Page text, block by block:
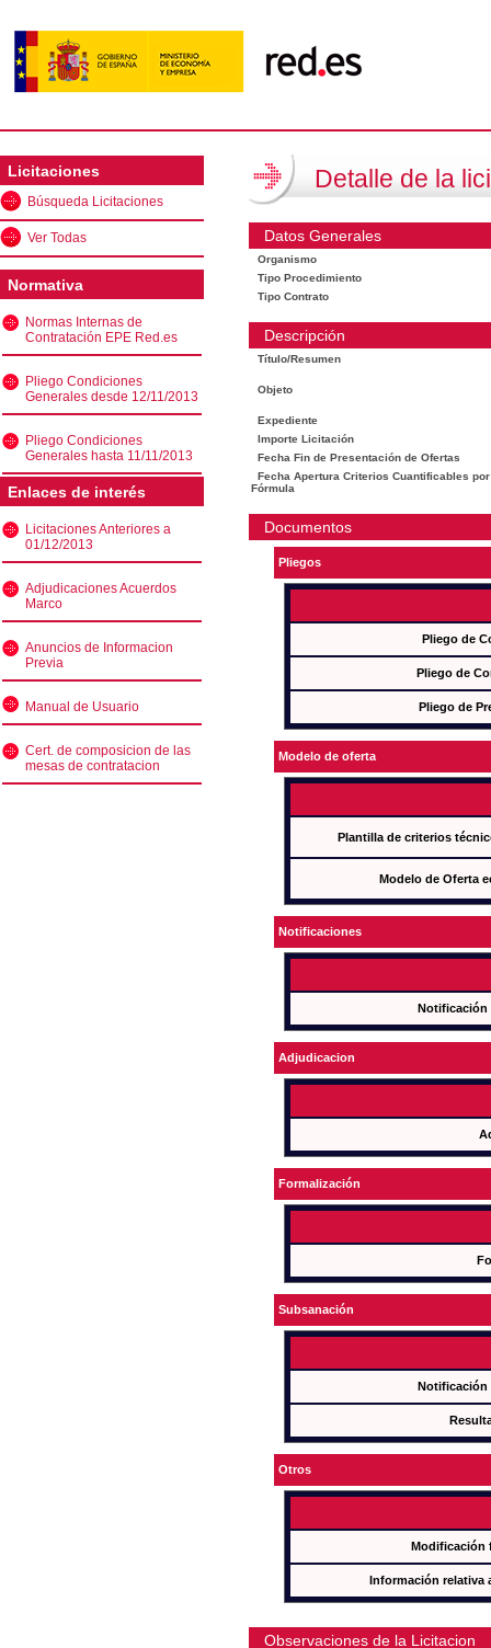
Licitaciones
Búsqueda Licitaciones
Ver Todas
Normativa
Normas Internas de
Contratación EPE Red.es
Pliego Condiciones
Generales desde 12/11/2013
Pliego Condiciones
Generales hasta 11/11/2013
Enlaces de interés
Licitaciones Anteriores a
01/12/2013
Adjudicaciones Acuerdos
Marco
Anuncios de Informacion
Previa
Manual de Usuario
Cert. de composicion de las
mesas de contratacion
Detalle de la
Datos Generales
Organismo
Tipo Procedimiento
Tipo Contrato
Descripción
Título/Resumen
Objeto
Expediente
Importe Licitación
Fecha Fin de Presentación de Ofertas
Fecha Apertura Criterios Cuantificables por
Fórmula
Documentos
Pliegos
Pliego de
Pliego de
Pliego de
Modelo de oferta
Plantilla de criterios
Modelo de Oferta
Notificaciones
Notificación
Adjudicacion
Formalización
Subsanación
Notificación
Otros
Modificación
Información relativa
Observaciones de la Licitacion